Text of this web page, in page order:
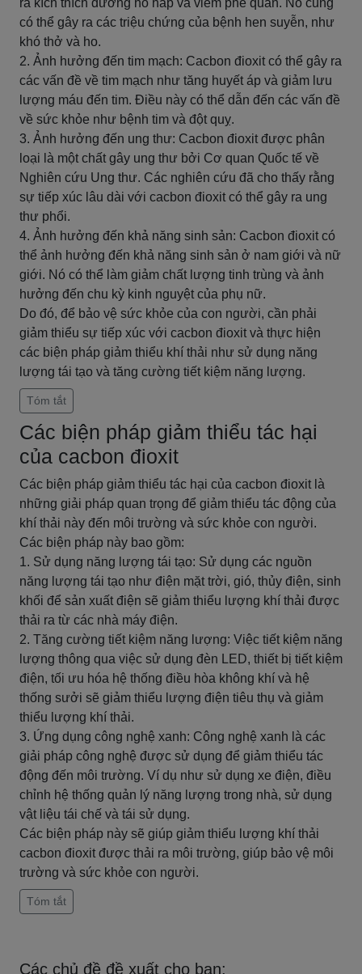
ra kích thích đường hô hấp và viêm phế quản. Nó cũng
có thể gây ra các triệu chứng của bệnh hen suyễn, như
khó thở và ho.
2. Ảnh hưởng đến tim mạch: Cacbon đioxit có thể gây ra
các vấn đề về tim mạch như tăng huyết áp và giảm lưu
lượng máu đến tim. Điều này có thể dẫn đến các vấn đề
về sức khỏe như bệnh tim và đột quỵ.
3. Ảnh hưởng đến ung thư: Cacbon đioxit được phân
loại là một chất gây ung thư bởi Cơ quan Quốc tế về
Nghiên cứu Ung thư. Các nghiên cứu đã cho thấy rằng
sự tiếp xúc lâu dài với cacbon đioxit có thể gây ra ung
thư phổi.
4. Ảnh hưởng đến khả năng sinh sản: Cacbon đioxit có
thể ảnh hưởng đến khả năng sinh sản ở nam giới và nữ
giới. Nó có thể làm giảm chất lượng tinh trùng và ảnh
hưởng đến chu kỳ kinh nguyệt của phụ nữ.
Do đó, để bảo vệ sức khỏe của con người, cần phải
giảm thiểu sự tiếp xúc với cacbon đioxit và thực hiện
các biện pháp giảm thiểu khí thải như sử dụng năng
lượng tái tạo và tăng cường tiết kiệm năng lượng.
Tóm tắt
Các biện pháp giảm thiểu tác hại
của cacbon đioxit
Các biện pháp giảm thiểu tác hại của cacbon đioxit là
những giải pháp quan trọng để giảm thiểu tác động của
khí thải này đến môi trường và sức khỏe con người.
Các biện pháp này bao gồm:
1. Sử dụng năng lượng tái tạo: Sử dụng các nguồn
năng lượng tái tạo như điện mặt trời, gió, thủy điện, sinh
khối để sản xuất điện sẽ giảm thiểu lượng khí thải được
thải ra từ các nhà máy điện.
2. Tăng cường tiết kiệm năng lượng: Việc tiết kiệm năng
lượng thông qua việc sử dụng đèn LED, thiết bị tiết kiệm
điện, tối ưu hóa hệ thống điều hòa không khí và hệ
thống sưởi sẽ giảm thiểu lượng điện tiêu thụ và giảm
thiểu lượng khí thải.
3. Ứng dụng công nghệ xanh: Công nghệ xanh là các
giải pháp công nghệ được sử dụng để giảm thiểu tác
động đến môi trường. Ví dụ như sử dụng xe điện, điều
chỉnh hệ thống quản lý năng lượng trong nhà, sử dụng
vật liệu tái chế và tái sử dụng.
Các biện pháp này sẽ giúp giảm thiểu lượng khí thải
cacbon đioxit được thải ra môi trường, giúp bảo vệ môi
trường và sức khỏe con người.
Tóm tắt
Các chủ đề đề xuất cho bạn: